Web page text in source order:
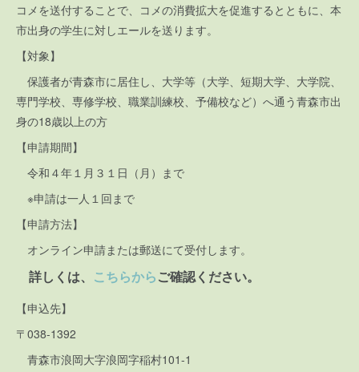
コメを送付することで、コメの消費拡大を促進するとともに、本
市出身の学生に対しエールを送ります。
【対象】
保護者が青森市に居住し、大学等（大学、短期大学、大学院、
専門学校、専修学校、職業訓練校、予備校など）へ通う青森市出
身の18歳以上の方
【申請期間】
令和４年１月３１日（月）まで
※申請は一人１回まで
【申請方法】
オンライン申請または郵送にて受付します。
詳しくは、 こちらからご確認ください。
【申込先】
〒038-1392
青森市浪岡大字浪岡字稲村101-1